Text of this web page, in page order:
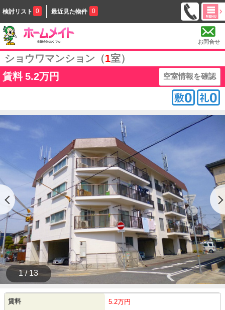
検討リスト 0 最近見た物件 0
お問合せ
ショウワマンション（1室）
賃料 5.2万円 空室情報を確認
1 / 13
賃料 5.2万円